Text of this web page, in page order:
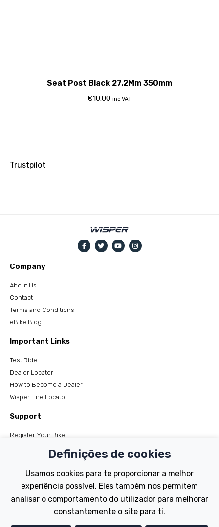
Seat Post Black 27.2Mm 350mm
€10.00 inc VAT
Trustpilot
Company
About Us
Contact
Terms and Conditions
eBike Blog
Important Links
Test Ride
Dealer Locator
How to Become a Dealer
Wisper Hire Locator
Support
Register Your Bike
Tutorials
Electric Bikes
Definições de cookies
Usamos cookies para te proporcionar a melhor
experiência possível. Eles também nos permitem
analisar o comportamento do utilizador para melhorar
constantemente o site para ti.